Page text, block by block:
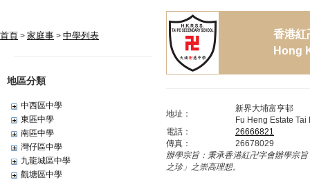
首頁 > 家庭事 > 中學列表
地區分類
中西區中學
東區中學
南區中學
灣仔區中學
九龍城區中學
觀塘區中學
香港紅
Hong
地址：
新界大埔富亨邨
Fu Heng Estate Tai
電話：
26666821
傳真：
26678029
辦學宗旨： 秉承香港紅卍字會辦學宗
之珍」之崇高理想。